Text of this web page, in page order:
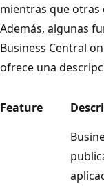
mientras que otras
Además, algunas
Business Central
ofrece una
Feature